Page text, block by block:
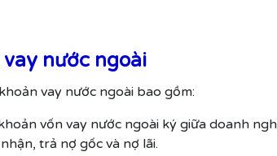
nước ngoài
vay nước ngoài bao gồm:
vốn vay nước ngoài ký giữa doanh
trả nợ gốc và nợ lãi.